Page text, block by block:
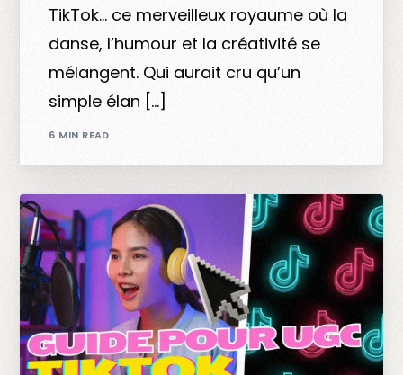
TikTok… ce merveilleux royaume où la
danse, l’humour et la créativité se
mélangent. Qui aurait cru qu’un
simple élan […]
6 MIN READ